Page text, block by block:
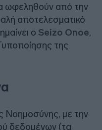
ωφεληθούν από την
αποτελεσματικό
ο Seizo Onoe,
της
Νοημοσύνης, με την
δεδομένων (τα